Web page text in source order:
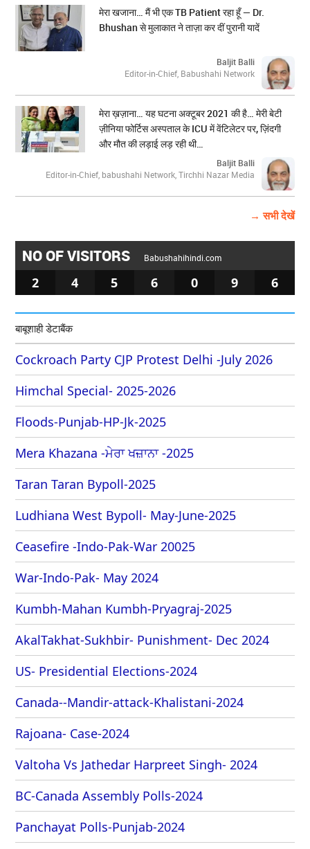
मेरा खजाना… मैं भी एक TB Patient रहा हूँ — Dr.
Bhushan से मुलाकात ने ताज़ा कर दीं पुरानी यादें
Baljit Balli
Editor-in-Chief, Babushahi Network
मेरा ख़ज़ाना… यह घटना अक्टूबर 2021 की है… मेरी बेटी
ज़ीनिया फोर्टिस अस्पताल के ICU में वेंटिलेटर पर, ज़िंदगी
और मौत की लड़ाई लड़ रही थी…
Baljit Balli
Editor-in-Chief, babushahi Network, Tirchhi Nazar Media
→ सभी देखें
NO OF VISITORS Babushahihindi.com
2 4 5 6 0 9 6
बाबूशाही डेटाबैंक
Cockroach Party CJP Protest Delhi -July 2026
Himchal Special- 2025-2026
Floods-Punjab-HP-Jk-2025
Mera Khazana -ਮੇਰਾ ਖਜ਼ਾਨਾ -2025
Taran Taran Bypoll-2025
Ludhiana West Bypoll- May-June-2025
Ceasefire -Indo-Pak-War 20025
War-Indo-Pak- May 2024
Kumbh-Mahan Kumbh-Pryagraj-2025
AkalTakhat-Sukhbir- Punishment- Dec 2024
US- Presidential Elections-2024
Canada--Mandir-attack-Khalistani-2024
Rajoana- Case-2024
Valtoha Vs Jathedar Harpreet Singh- 2024
BC-Canada Assembly Polls-2024
Panchayat Polls-Punjab-2024